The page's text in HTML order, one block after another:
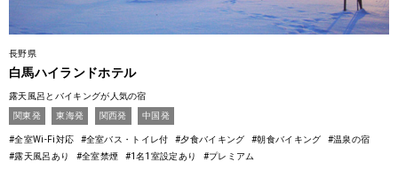
長野県
白馬ハイランドホテル
露天風呂とバイキングが人気の宿
関東発
東海発 関西発 中国発
#全室Wi-Fi対応 #全室バス・トイレ付 #夕食バイキング #朝食バイキング
#温泉の宿
#露天風呂あり
#全室禁煙 #1名1室設定あり #プレミアム